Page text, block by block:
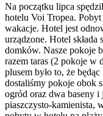
Na początku lipca
hotelu Voi Tropea.
wakacje. Hotel jest
urządzone. Hotel
domków. Nasze pokoje
razem taras (2 pokoje w
plusem było to, że
dostaliśmy pokoje obok
ogród oraz dwa baseny i
piaszczysto-kamienista,